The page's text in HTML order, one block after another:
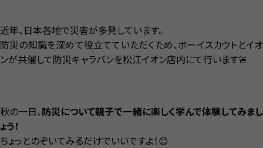
近年、日本各地で災害が多発しています。
防災の知識を深めて役立てていただくため、ボーイスカウトとイオ
ンが共催して防災キャラバンを松江イオン店内にて行います🚨
秋の一日、防災について親子で一緒に楽しく学んで体験してみまし
ょう！
ちょっとのぞいてみるだけでいいですよ！😊